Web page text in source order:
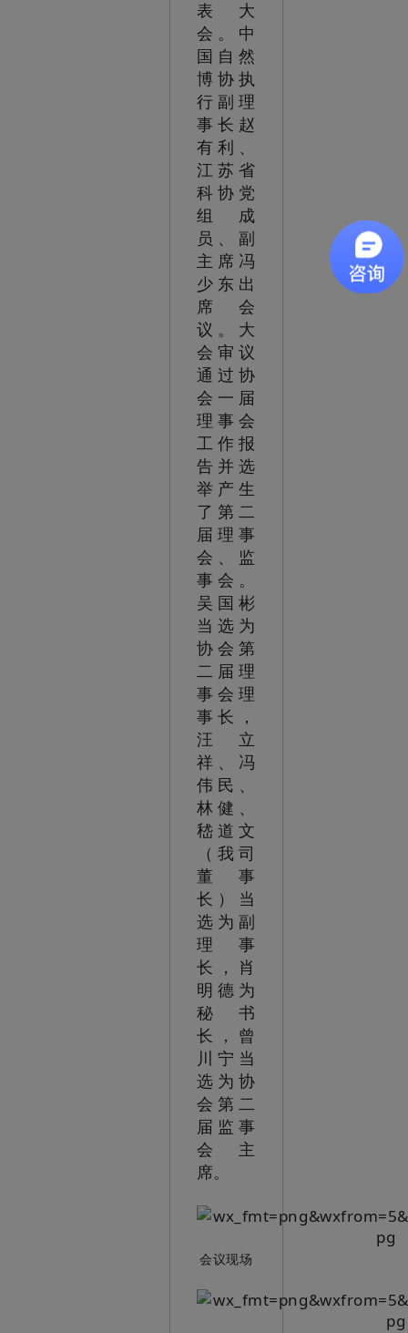
表大
会。中
国自然
博协执
行副理
事长赵
有利、
江苏省
科协党
组成
员、副
主席冯
少东出
席会
议。大
会审议
通过协
会一届
理事会
工作报
告并选
举产生
了第二
届理事
会、监
事会。
吴国彬
当选为
协会第
二届理
事会理
事长，
汪立
祥、冯
伟民、
林健、
嵇道文
（我司
董事
长）当
选为副
理事
长，肖
明德为
秘书
长，曾
川宁当
选为协
会第二
届监事
会主
席。
会议现场